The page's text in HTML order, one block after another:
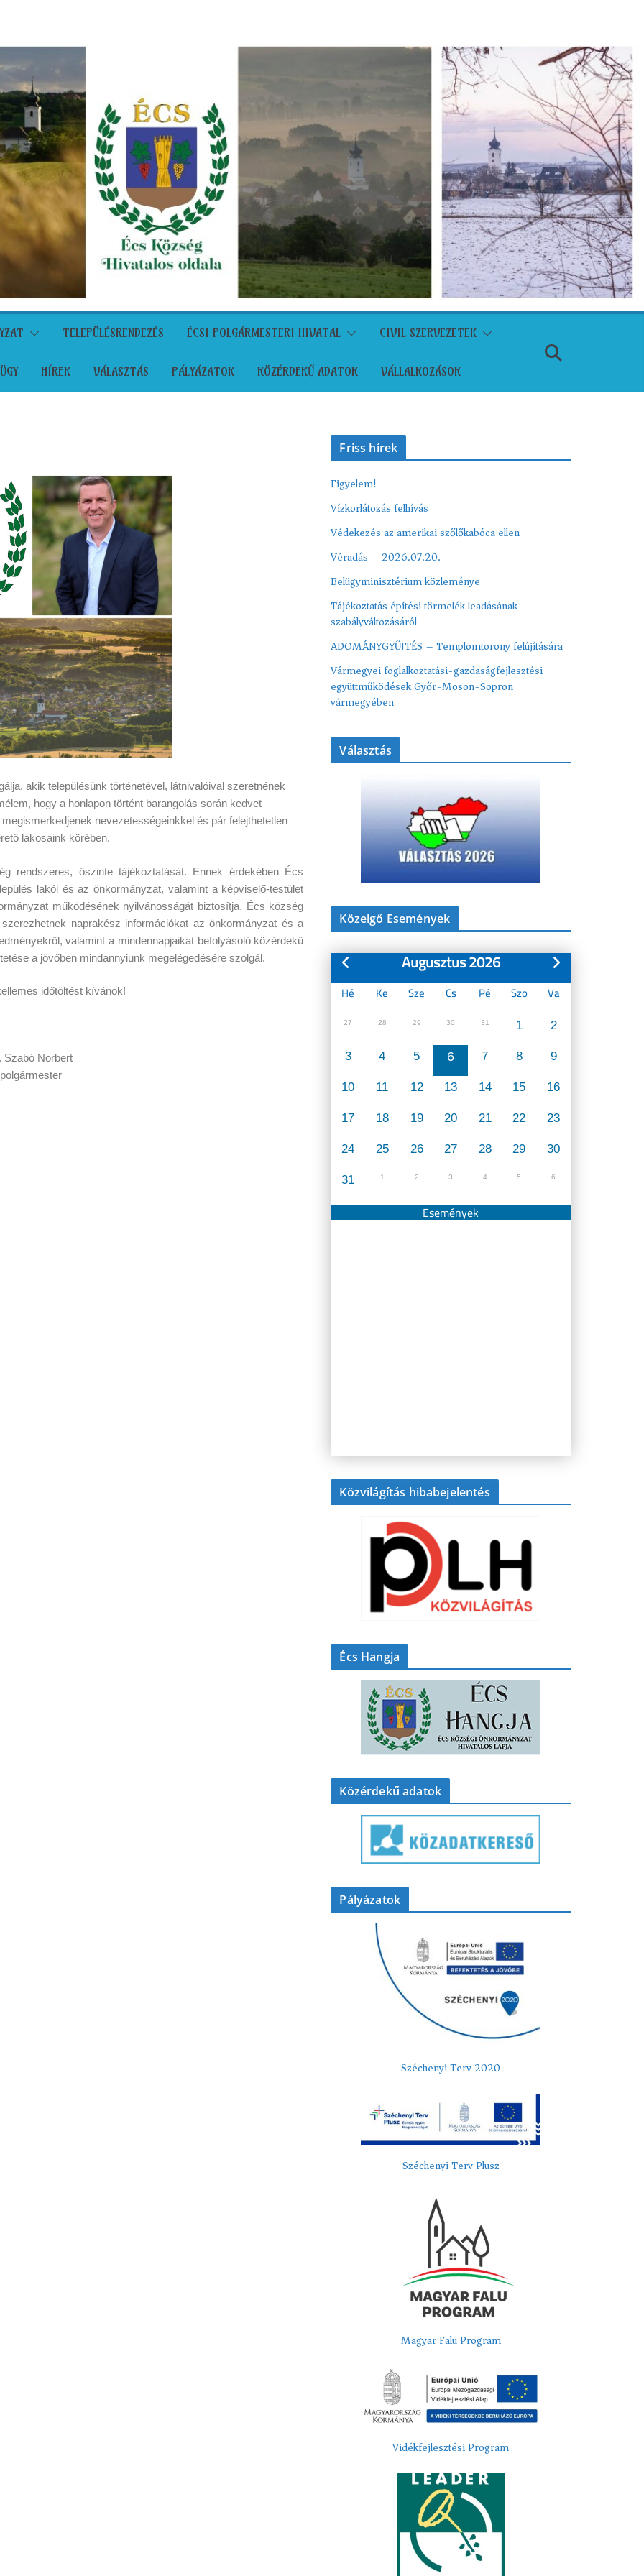
TELEPÜLÉSRENDEZÉS ÉCSI POLGÁRMESTERI HIVATAL CIVIL SZERVEZETEK
HÍREK VÁLASZTÁS PÁLYÁZATOK KÖZÉRDEKŰ ADATOK VÁLLALKOZÁSOK
akik településünk történetével, látnivalóival szeretnének
hogy a honlapon történt barangolás során kedvet
nevezetességeinkkel és pár felejthetetlen
lakosaink körében.
rendszeres, őszinte tájékoztatását. Ennek érdekében Écs
lakói és az önkormányzat, valamint a képviselő-testület
működésének nyilvánosságát biztosítja. Écs község
naprakész információkat az önkormányzat és a
valamint a mindennapjaikat befolyásoló közérdekű
a jövőben mindannyiunk megelégedésére szolgál.
időtöltést kívánok!
Szabó Norbert
polgármester
Friss hírek
Figyelem!
Vízkorlátozás felhívás
Védekezés az amerikai szőlőkabóca ellen
Véradás – 2026.07.20.
Belügyminisztérium közleménye
Tájékoztatás építési törmelék leadásának
szabályváltozásáról
ADOMÁNYGYŰJTÉS – Templomtorony felújítására
Vármegyei foglalkoztatási-gazdaságfejlesztési
együttműködések Győr-Moson-Sopron
vármegyében
Választás
Közelgő Események
Augusztus 2026
Hé Ke Sze Cs Pé Szo Va
27 28 29 30 31 1 2
3 4 5 6 7 8 9
10 11 12 13 14 15 16
17 18 19 20 21 22 23
24 25 26 27 28 29 30
31 1 2 3 4 5 6
Események
Közvilágítás hibabejelentés
Écs Hangja
Közérdekű adatok
Pályázatok
Széchenyi Terv 2020
Széchenyi Terv Plusz
Magyar Falu Program
Vidékfejlesztési Program